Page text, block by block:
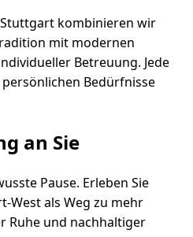
Stuttgart kombinieren wir
mit modernen
Betreuung. Jede
Bedürfnisse
an Sie
Pause. Erleben Sie
West als Weg zu mehr
Ruhe und nachhaltiger